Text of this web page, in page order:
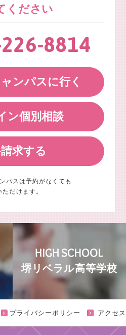
ください
8814
ンパスに行く
ン個別相談
求する
パスは予約がなくても
ただけます。
堺リベラル高等学校
アクセス
プライバシーポリシー